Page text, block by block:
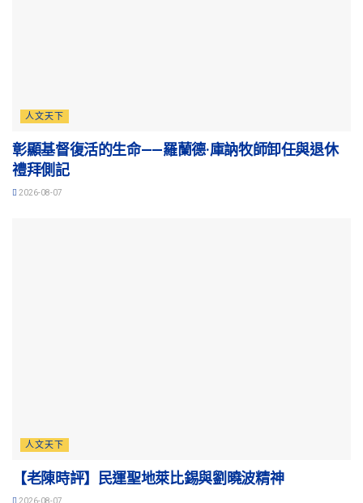
人文天下
彰顯基督復活的生命——羅蘭德·庫訥牧師卸任與退休
禮拜側記
2026-08-07
人文天下
【老陳時評】民運聖地萊比錫與劉曉波精神